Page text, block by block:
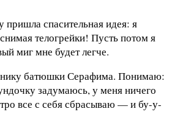
пришла спасительная идея: я
телогрейки! Пусть потом я
миг мне будет легче.
батюшки Серафима. Понимаю:
задумаюсь, у меня ничего
все с себя сбрасываю — и бу-у-